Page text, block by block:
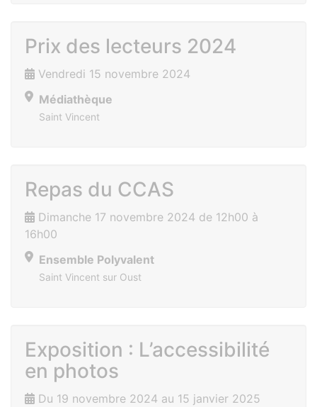
Prix des lecteurs 2024
Vendredi 15 novembre 2024
Médiathèque
Saint Vincent
Repas du CCAS
Dimanche 17 novembre 2024 de 12h00 à
16h00
Ensemble Polyvalent
Saint Vincent sur Oust
Exposition : L’accessibilité
en photos
Du 19 novembre 2024 au 15 janvier 2025